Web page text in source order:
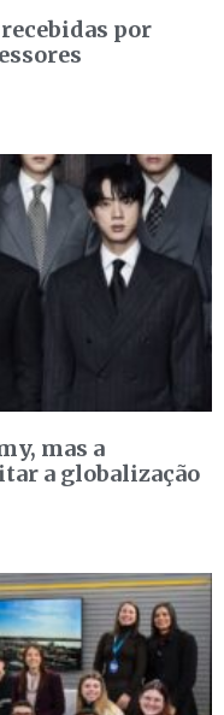
por
mas a
a globalização